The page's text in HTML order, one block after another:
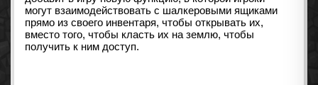
могут взаимодействовать с шалкеровыми ящиками
прямо из своего инвентаря, чтобы открывать их,
вместо того, чтобы класть их на землю, чтобы
получить к ним доступ.